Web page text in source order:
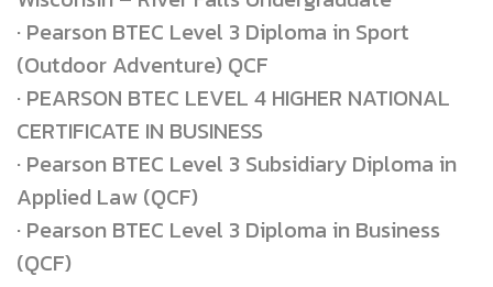
· Pearson BTEC Level 3 Diploma in Sport
(Outdoor Adventure) QCF
· PEARSON BTEC LEVEL 4 HIGHER NATIONAL
CERTIFICATE IN BUSINESS
· Pearson BTEC Level 3 Subsidiary Diploma in
Applied Law (QCF)
· Pearson BTEC Level 3 Diploma in Business
(QCF)